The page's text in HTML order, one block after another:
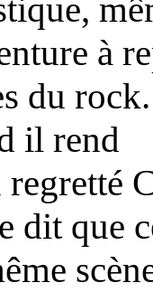
à
du rock.
il rend
regretté
dit que